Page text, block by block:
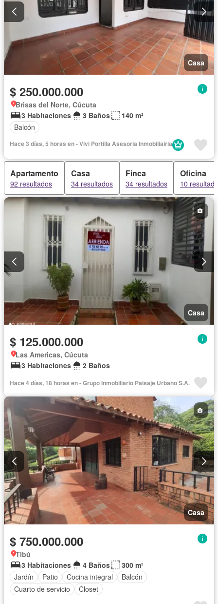
Casa
$ 250.000.000
Brisas del Norte, Cúcuta
3 Habitaciones
3 Baños
140 m²
Balcón
Hace 3 días, 5 horas en - Vivi Portilla Asesoria Inmobiliairia
Apartamento
92 resultados
Casa
34 resultados
Finca
34 resultados
Oficina
10
Casa
$ 125.000.000
Las Americas, Cúcuta
3 Habitaciones
2 Baños
Hace 4 días, 18 horas en - Grupo Inmobiliario Paisaje Urbano S.A.
Casa
$ 750.000.000
Tibú
3 Habitaciones
4 Baños
300 m²
Jardín
Patio Cocina integral
Balcón
Cuarto de servicio
Closet